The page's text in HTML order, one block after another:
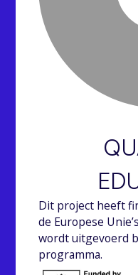
Dit project heeft
de Europese
wordt uitgevoerd
programma.